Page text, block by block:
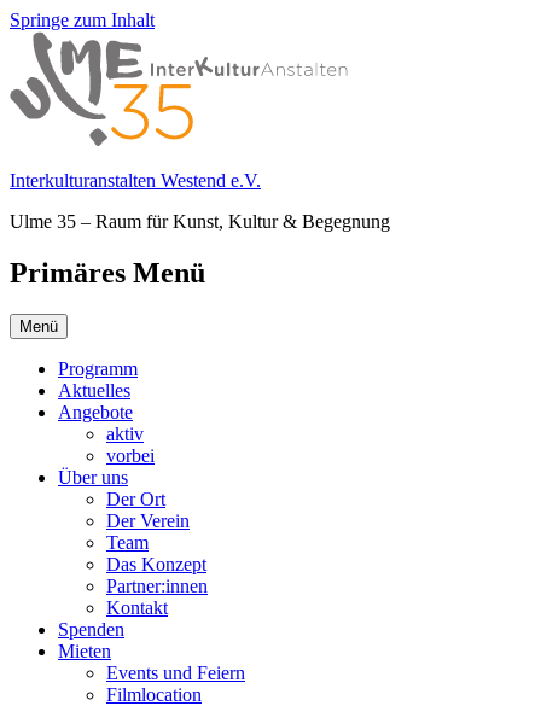
Springe zum Inhalt
Interkulturanstalten Westend e.V.
Ulme 35 – Raum für Kunst, Kultur & Begegnung
Primäres Menü
Menü
Programm
Aktuelles
Angebote
aktiv
vorbei
Über uns
Der Ort
Der Verein
Team
Das Konzept
Partner:innen
Kontakt
Spenden
Mieten
Events und Feiern
Filmlocation